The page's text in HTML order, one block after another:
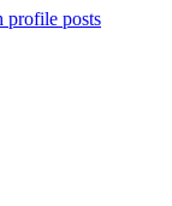
profile posts